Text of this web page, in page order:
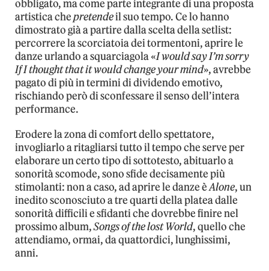
obbligato, ma come parte integrante di una proposta
artistica chepretendeil suo tempo. Ce lo hanno
dimostrato già a partire dalla scelta della setlist:
percorrere la scorciatoia dei tormentoni, aprire le
danze urlando a squarciagola «I would say I’m sorry
If I thought that it would change your mind», avrebbe
pagato di più in termini di dividendo emotivo,
rischiando però di sconfessare il senso dell’intera
performance.
Erodere la zona di comfort dello spettatore,
invogliarlo a ritagliarsi tutto il tempo che serve per
elaborare un certo tipo di sottotesto, abituarlo a
sonorità scomode, sono sfide decisamente più
stimolanti: non a caso, ad aprire le danze èAlone, un
inedito sconosciuto a tre quarti della platea dalle
sonorità difficili e sfidanti che dovrebbe finire nel
prossimo album,Songs of the lost World, quello che
attendiamo, ormai, da quattordici, lunghissimi,
anni.